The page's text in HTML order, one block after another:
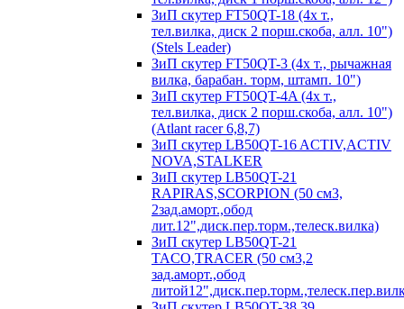
ЗиП скутер FT50QT-18 (4х т.,
тел.вилка, диск 2 порш.скоба, алл. 10")
(Stels Leader)
ЗиП скутер FT50QT-3 (4х т., рычажная
вилка, барабан. торм, штамп. 10")
ЗиП скутер FT50QT-4A (4х т.,
тел.вилка, диск 2 порш.скоба, алл. 10")
(Atlant racer 6,8,7)
ЗиП скутер LB50QT-16 ACTIV,ACTIV
NOVA,STALKER
ЗиП скутер LB50QT-21
RAPIRAS,SCORPION (50 см3,
2зад.аморт.,обод
лит.12",диск.пер.торм.,телеск.вилка)
ЗиП скутер LB50QT-21
TACO,TRACER (50 см3,2
зад.аморт.,обод